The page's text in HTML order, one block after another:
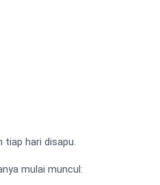
tiap hari disapu.
mulai muncul: